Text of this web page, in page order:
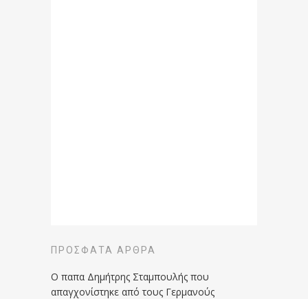
ΠΡΌΣΦΑΤΑ ΆΡΘΡΑ
Ο παπα Δημήτρης Σταμπουλής που
απαγχονίστηκε από τους Γερμανούς